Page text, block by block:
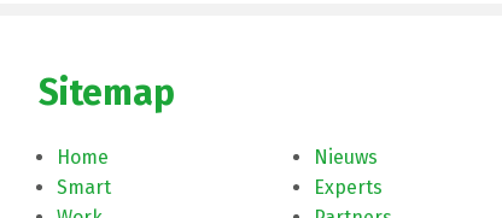
Sitemap
Home
Smart
Nieuws
Experts